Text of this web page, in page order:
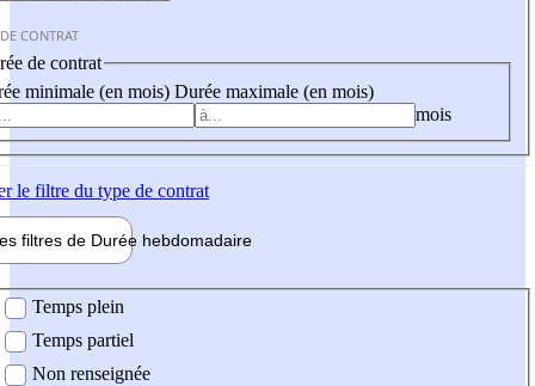
CONTRAT
de contrat
minimale (en mois) Durée maximale (en mois)
mois
le filtre du type de contrat
filtres de Durée hebdomadaire
Temps plein
Temps partiel
Non renseignée